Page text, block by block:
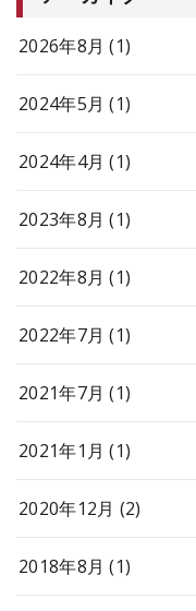
2026年8月 (1)
2024年5月 (1)
2024年4月 (1)
2023年8月 (1)
2022年8月 (1)
2022年7月 (1)
2021年7月 (1)
2021年1月 (1)
2020年12月 (2)
2018年8月 (1)